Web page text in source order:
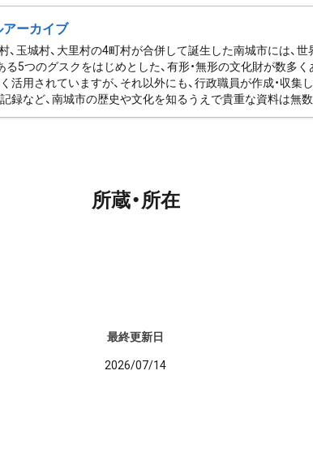
ーカイブ
、玉城村、大里村の4町村が合併して誕生した南城市には、
る5つのグスクをはじめとした、有形・無形の文化財が数多く
活用されていますが、それ以外にも、行政職員が作成・収集
録など、南城市の歴史や文化を知るうえで貴重な資料は無数...
所蔵・所在
最終更新日
2026/07/14